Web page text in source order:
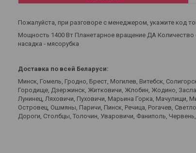
Пожалуйста, при разговоре с менеджером, укажите код
Мощность 1400 Вт Планетарное вращение ДА
насадка - мясорубка
Доставка по всей Беларуси:
Минск, Гомель, Гродно, Брест, Могилев, Витебск,
Городище, Дзержинск, Житковичи, Жлобин, Жодино,
Лунинец, Ляховичи, Пуховичи, Марьина Горка,
Островец, Ошмяны, Паричи, Пинск, Речица, Рогачев,
Дороги, Столбцы, Толочин, Уваровичи, Фаниполь,